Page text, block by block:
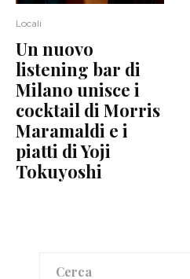
Locali
Un nuovo
listening bar di
Milano unisce i
cocktail di Morris
Maramaldi e i
piatti di Yoji
Tokuyoshi